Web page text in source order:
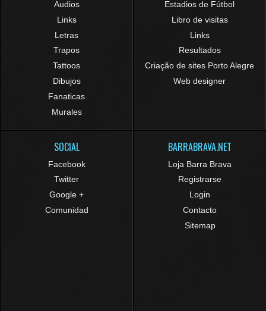
Audios
Links
Letras
Trapos
Tattoos
Dibujos
Fanaticas
Murales
Estadios de Fútbol
Libro de visitas
Links
Resultados
Criação de sites Porto Alegre
Web designer
SOCIAL
Facebook
Twitter
Google +
Comunidad
BARRABRAVA.NET
Loja Barra Brava
Registrarse
Login
Contacto
Sitemap